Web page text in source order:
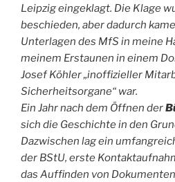
Leipzig eingeklagt. Die Klage
beschieden, aber dadurch
Unterlagen des MfS in meine
meinem Erstaunen in einem
Josef Köhler „inoffizieller
Sicherheitsorgane“ war.
Ein Jahr nach dem Öffnen der
sich die Geschichte in den
Dazwischen lag ein
der BStU, erste
das Auffinden von